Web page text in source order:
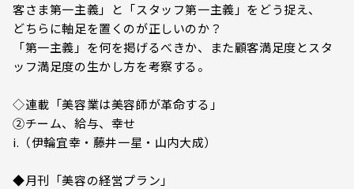
客さま第一主義」と「スタッフ第一主義」をどう捉え、
どちらに軸足を置くのが正しいのか？
「第一主義」を何を掲げるべきか、また顧客満足度とスタ
ッフ満足度の生かし方を考察する。
◇連載「美容業は美容師が革命する」
②チーム、給与、幸せ
i.（伊輪宜幸・藤井一星・山内大成）
◆月刊「美容の経営プラン」